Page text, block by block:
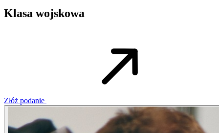
Klasa wojskowa
Złóż podanie